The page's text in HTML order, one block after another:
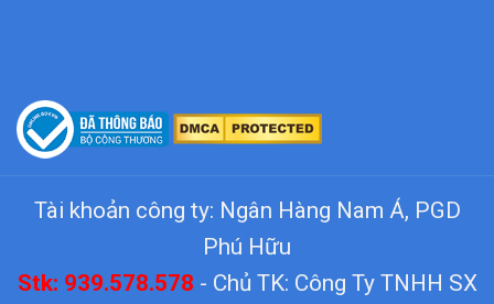
Tài khoản công ty: Ngân Hàng Nam Á, PGD
Phú Hữu
Stk: 939.578.578 - Chủ TK: Công Ty TNHH SX